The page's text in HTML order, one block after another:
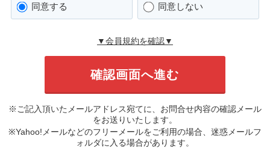
同意する 同意しない
▼会員規約を確認▼
※ご記入頂いたメールアドレス宛てに、お問合せ内容の確認メール
をお送りいたします。
※Yahoo!メールなどのフリーメールをご利用の場合、迷惑メールフ
ォルダに入る場合があります。